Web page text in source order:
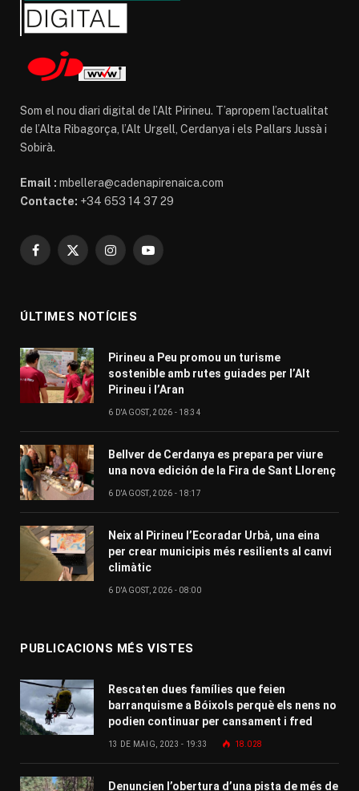
Som el nou diari digital de l’Alt Pirineu. T’apropem l’actualitat
de l’Alta Ribagorça, l’Alt Urgell, Cerdanya i els Pallars Jussà i
Sobirà.
Email : mbellera@cadenapirenaica.com
Contacte: +34 653 14 37 29
Facebook
X
InstagramYouTube
ÚLTIMES NOTÍCIES
Pirineu a Peu promou un turisme
sostenible amb rutes guiades per l’Alt
Pirineu i l’Aran
6 D'AGOST, 2026 - 18:34
Bellver de Cerdanya es prepara per viure
una nova edición de la Fira de Sant Llorenç
6 D'AGOST, 2026 - 18:17
Neix al Pirineu l’Ecoradar Urbà, una eina
per crear municipis més resilients al canvi
climàtic
6 D'AGOST, 2026 - 08:00
PUBLICACIONS MÉS VISTES
Rescaten dues famílies que feien
barranquisme a Bóixols perquè els nens no
podien continuar per cansament i fred
13 DE MAIG, 2023 - 19:33 18.028
Denuncien l’obertura d’una pista de més de